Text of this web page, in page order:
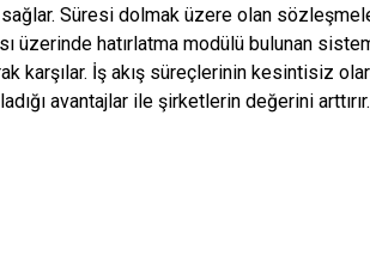
Süresi dolmak üzere olan
üzerinde hatırlatma modülü bulunan
karşılar. İş akış süreçlerinin kesintisiz
avantajlar ile şirketlerin değerini arttırır.